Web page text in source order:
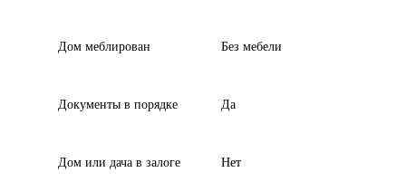
Дом меблирован Без мебели
Документы в порядке Да
Дом или дача в залоге Нет